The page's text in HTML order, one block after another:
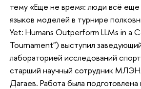
тему «Еще не время: люди всё
языков моделей в турнире
Yet: Humans Outperform LLMs in a
Tournament") выступил
лабораторией исследований
старший научный сотрудник
Дагаев. Работа была